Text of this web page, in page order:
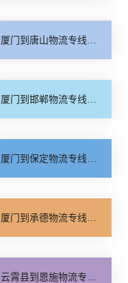
厦门到唐山物流专线_全境派送「收费介绍」
厦门到邯郸物流专线_物流拼车「全境配送」
厦门到保定物流专线_全程直达「高效运输」
厦门到承德物流专线_专业调车「合理收费」
云霄县到恩施物流专线_定点发车「价格实惠」